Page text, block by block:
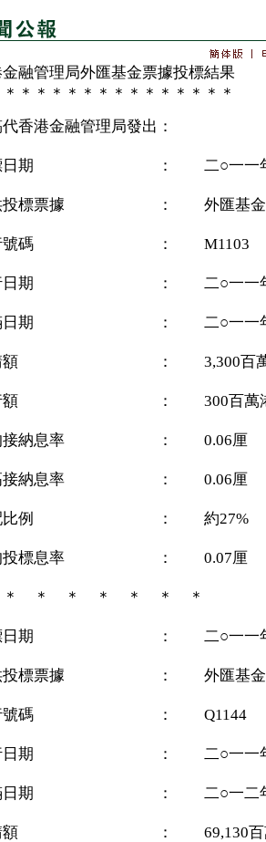
融管理局外匯基金票據投標結果
＊＊＊＊＊＊＊＊＊＊＊＊＊＊＊
香港金融管理局發出：
日期 ： 二○一一年十
投標票據 ： 外匯基金
行號碼 ： M1103
日期 ： 二○一一年十
日期 ： 二○一一年十
額 ： 3,300百萬
額 ： 300百萬港
接納息率 ： 0.06厘
接納息率 ： 0.06厘
配比例 ： 約27%
投標息率 ： 0.07厘
＊ ＊ ＊ ＊ ＊ ＊ ＊
日期 ： 二○一一年十
投標票據 ： 外匯基金
行號碼 ： Q1144
日期 ： 二○一一年十
日期 ： 二○一二年二
額 ： 69,130百萬